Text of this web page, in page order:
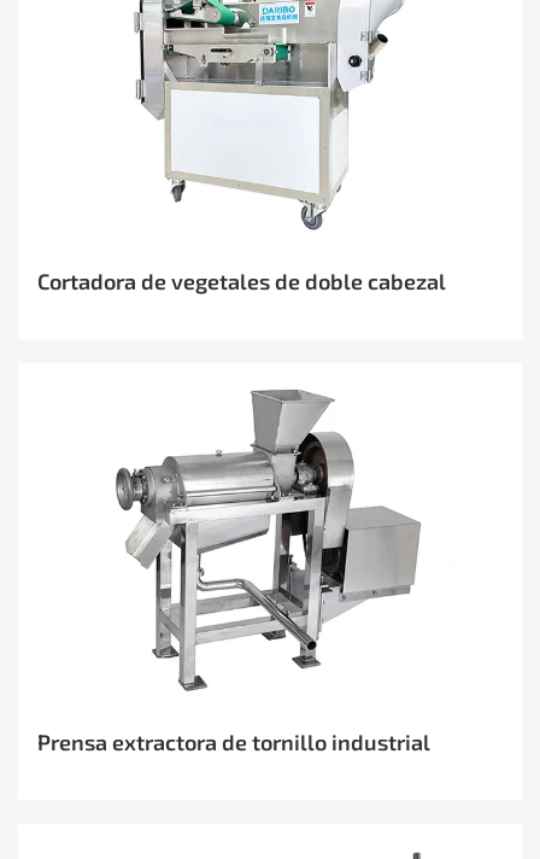
Cortadora de vegetales de doble cabezal
Prensa extractora de tornillo industrial